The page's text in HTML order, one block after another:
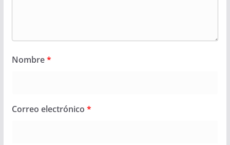
Nombre*
Correo electrónico *